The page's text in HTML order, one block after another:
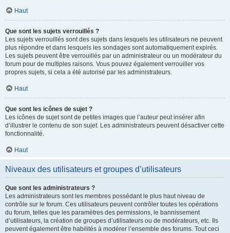
Haut
Que sont les sujets verrouillés ?
Les sujets verrouillés sont des sujets dans lesquels les utilisateurs ne peuvent
plus répondre et dans lesquels les sondages sont automatiquement expirés.
Les sujets peuvent être verrouillés par un administrateur ou un modérateur du
forum pour de multiples raisons. Vous pouvez également verrouiller vos
propres sujets, si cela a été autorisé par les administrateurs.
Haut
Que sont les icônes de sujet ?
Les icônes de sujet sont de petites images que l’auteur peut insérer afin
d’illustrer le contenu de son sujet. Les administrateurs peuvent désactiver cette
fonctionnalité.
Haut
Niveaux des utilisateurs et groupes d’utilisateurs
Que sont les administrateurs ?
Les administrateurs sont les membres possédant le plus haut niveau de
contrôle sur le forum. Ces utilisateurs peuvent contrôler toutes les opérations
du forum, telles que les paramètres des permissions, le bannissement
d’utilisateurs, la création de groupes d’utilisateurs ou de modérateurs, etc. Ils
peuvent également être habilités à modérer l’ensemble des forums. Tout ceci